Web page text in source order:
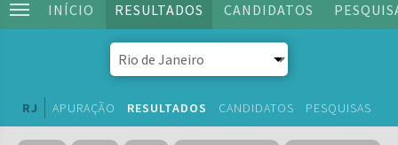
INÍCIO RESULTADOS CANDIDATOS
RJ APURAÇÃO RESULTADOS CANDIDATOS PESQUISAS